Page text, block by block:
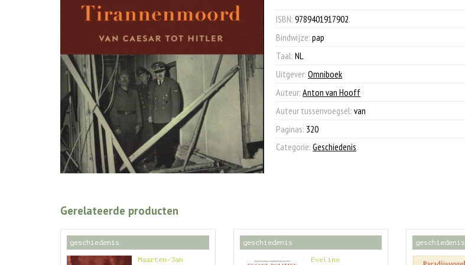
€ 25,00.€ 12,50.
ISBN:9789401917902.
Bindwijze:pap
Taal:NL
Uitgever:Omniboek
Auteur:Anton van Hooff
Auteur tussenvoegsel:van
Paginas: 320
Categorie:Geschiedenis.
Gerelateerde producten
geschiedenis
Maarten-Jan
geschiedenis
Eveline
geschiedenis